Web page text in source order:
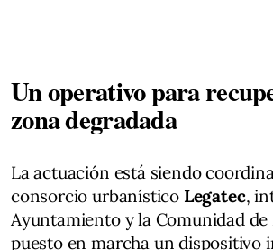
Un operativo para
zona degradada
La actuación está siendo
consorcio urbanístico Legatec,
Ayuntamiento y la Comunidad de
puesto en marcha un dispositivo